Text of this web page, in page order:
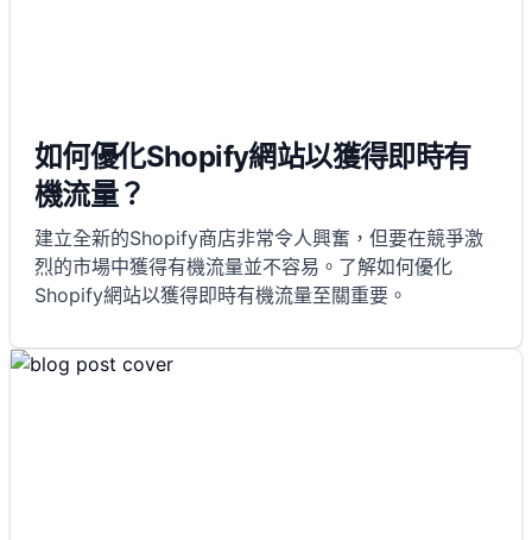
如何優化Shopify網站以獲得即時有
機流量？
建立全新的Shopify商店非常令人興奮，但要在競爭激
烈的市場中獲得有機流量並不容易。了解如何優化
Shopify網站以獲得即時有機流量至關重要。